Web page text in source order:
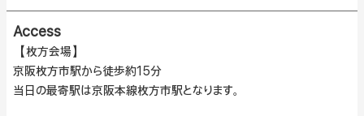
Access
【枚方会場】
京阪枚方市駅から徒歩約15分
当日の最寄駅は京阪本線枚方市駅となります。